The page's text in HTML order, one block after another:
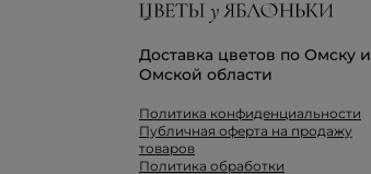
Доставка цветов по Омску и
Омской области
Политика конфиденциальности
Публичная оферта на продажу
товаров
Политика обработки